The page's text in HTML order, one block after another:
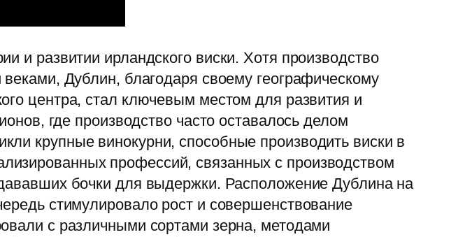
и развитии ирландского виски. Хотя производство
Дублин, благодаря своему географическому
центра, стал ключевым местом для развития и
где производство часто оставалось делом
крупные винокурни, способные производить виски в
профессий, связанных с производством
бочки для выдержки. Расположение Дублина на
стимулировало рост и совершенствование
с различными сортами зерна, методами